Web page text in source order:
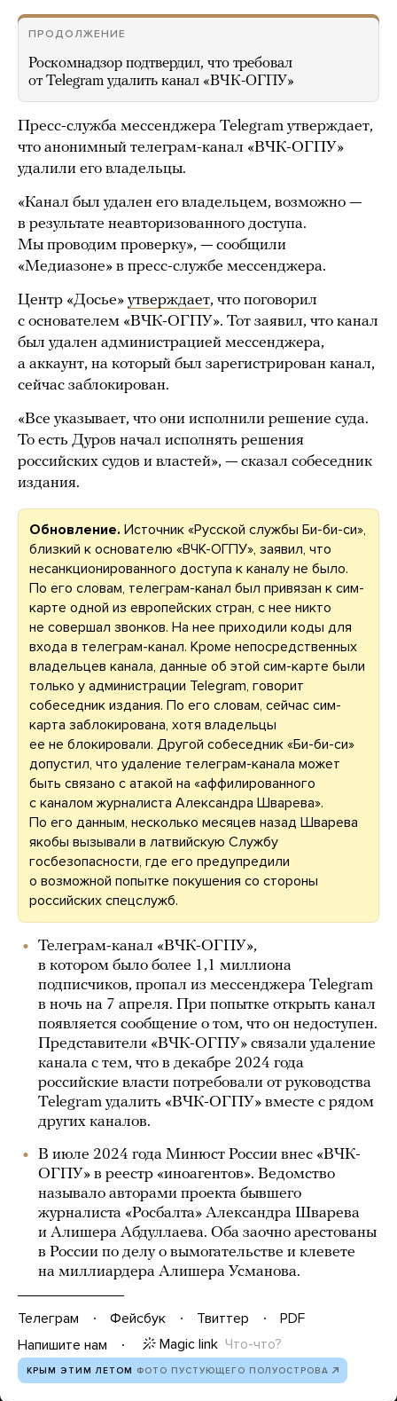
ПРОДОЛЖЕНИЕ
Роскомнадзор подтвердил, что требовал
от Telegram удалить канал «ВЧК-ОГПУ»
Пресс-служба мессенджера Telegram утверждает,
что анонимный телеграм-канал «ВЧК-ОГПУ»
удалили его владельцы.
«Канал был удален его владельцем, возможно —
в результате неавторизованного доступа.
Мы проводим проверку», — сообщили
«Медиазоне» в пресс-службе мессенджера.
Центр «Досье» утверждает, что поговорил
с основателем «ВЧК-ОГПУ». Тот заявил, что канал
был удален администрацией мессенджера,
а аккаунт, на который был зарегистрирован канал,
сейчас заблокирован.
«Все указывает, что они исполнили решение суда.
То есть Дуров начал исполнять решения
российских судов и властей», — сказал собеседник
издания.
Обновление. Источник «Русской службы Би-би-си»,
близкий к основателю «ВЧК-ОГПУ», заявил, что
несанкционированного доступа к каналу не было.
По его словам, телеграм-канал был привязан к сим-
карте одной из европейских стран, с нее никто
не совершал звонков. На нее приходили коды для
входа в телеграм-канал. Кроме непосредственных
владельцев канала, данные об этой сим-карте были
только у администрации Telegram, говорит
собеседник издания. По его словам, сейчас сим-
карта заблокирована, хотя владельцы
ее не блокировали. Другой собеседник «Би-би-си»
допустил, что удаление телеграм-канала может
быть связано с атакой на «аффилированного
с каналом журналиста Александра Шварева».
По его данным, несколько месяцев назад Шварева
якобы вызывали в латвийскую Службу
госбезопасности, где его предупредили
о возможной попытке покушения со стороны
российских спецслужб.
Телеграм-канал «ВЧК-ОГПУ»,
в котором было более 1,1 миллиона
подписчиков, пропал из мессенджера Telegram
в ночь на 7 апреля. При попытке открыть канал
появляется сообщение о том, что он недоступен.
Представители «ВЧК-ОГПУ» связали удаление
канала с тем, что в декабре 2024 года
российские власти потребовали от руководства
Telegram удалить «ВЧК-ОГПУ» вместе с рядом
других каналов.
В июле 2024 года Минюст России внес «ВЧК-
ОГПУ» в реестр «иноагентов». Ведомство
называло авторами проекта бывшего
журналиста «Росбалта» Александра Шварева
и Алишера Абдуллаева. Оба заочно арестованы
в России по делу о вымогательстве и клевете
на миллиардера Алишера Усманова.
Телеграм Фейсбук Твиттер
PDF
Напишите нам
Magic link Что-что?
КРЫМ ЭТИМ ЛЕТОМ ФОТО ПУСТУЮЩЕГО ПОЛУОСТРОВА